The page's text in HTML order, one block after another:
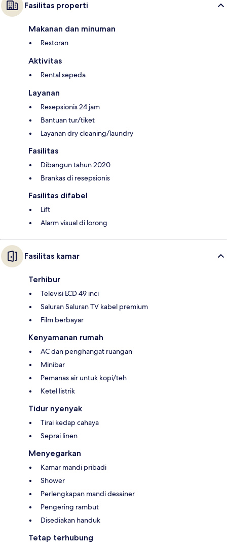
Fasilitas properti
Makanan dan minuman
Restoran
Aktivitas
Rental sepeda
Layanan
Resepsionis 24 jam
Bantuan tur/tiket
Layanan dry cleaning/laundry
Fasilitas
Dibangun tahun 2020
Brankas di resepsionis
Fasilitas difabel
Lift
Alarm visual di lorong
Fasilitas kamar
Terhibur
Televisi LCD 49 inci
Saluran Saluran TV kabel premium
Film berbayar
Kenyamanan rumah
AC dan penghangat ruangan
Minibar
Pemanas air untuk kopi/teh
Ketel listrik
Tidur nyenyak
Tirai kedap cahaya
Seprai linen
Menyegarkan
Kamar mandi pribadi
Shower
Perlengkapan mandi desainer
Pengering rambut
Disediakan handuk
Tetap terhubung